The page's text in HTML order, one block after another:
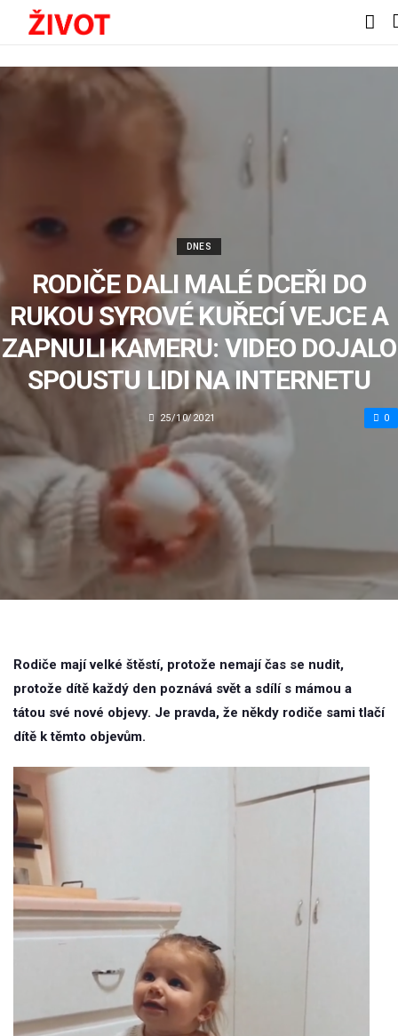
DNES
RODIČE DALI MALÉ DCEŘI DO
RUKOU SYROVÉ KUŘECÍ VEJCE A
ZAPNULI KAMERU: VIDEO DOJALO
SPOUSTU LIDI NA INTERNETU
25/10/2021 0
Rodiče mají velké štěstí, protože nemají čas se nudit,
protože dítě každý den poznává svět a sdílí s mámou a
tátou své nové objevy. Je pravda, že někdy rodiče sami tlačí
dítě k těmto objevům.